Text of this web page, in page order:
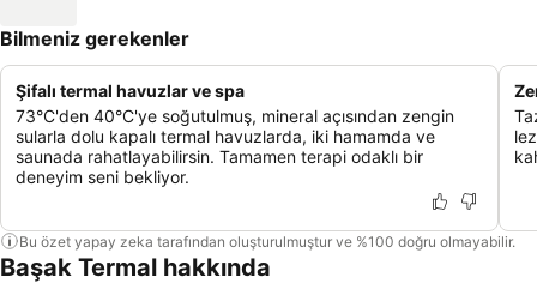
Bilmeniz gerekenler
Şifalı termal havuzlar ve spa
73°C'den 40°C'ye soğutulmuş, mineral açısından zengin
sularla dolu kapalı termal havuzlarda, iki hamamda ve
saunada rahatlayabilirsin. Tamamen terapi odaklı bir
deneyim seni bekliyor.
Bu özet yapay zeka tarafından oluşturulmuştur ve %100 doğru olmayabilir.
Başak Termal hakkında